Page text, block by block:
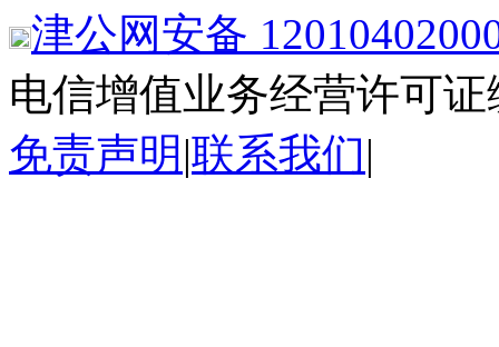
津公网安备
电信增值业务经营许可证
免责声明 |联系我们|